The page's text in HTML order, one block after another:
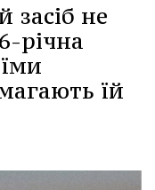
не
річна
їй